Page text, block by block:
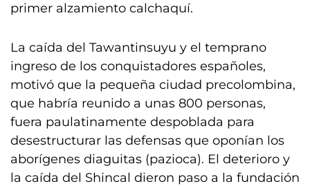
primer alzamiento calchaquí.
La caída del Tawantinsuyu y el temprano
ingreso de los conquistadores españoles,
motivó que la pequeña ciudad precolombina,
que habría reunido a unas 800 personas,
fuera paulatinamente despoblada para
desestructurar las defensas que oponían los
aborígenes diaguitas (pazioca). El deterioro y
la caída del Shincal dieron paso a la fundación